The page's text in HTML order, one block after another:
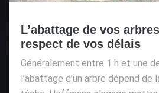
L’abattage de vos
respect de vos délais
Généralement entre 1 h et une
l’abattage d’un arbre dépend